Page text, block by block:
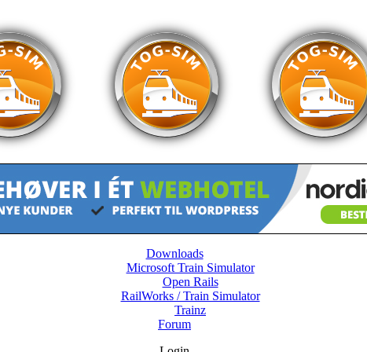
Downloads
Microsoft Train Simulator
Open Rails
RailWorks / Train Simulator
Trainz
Forum